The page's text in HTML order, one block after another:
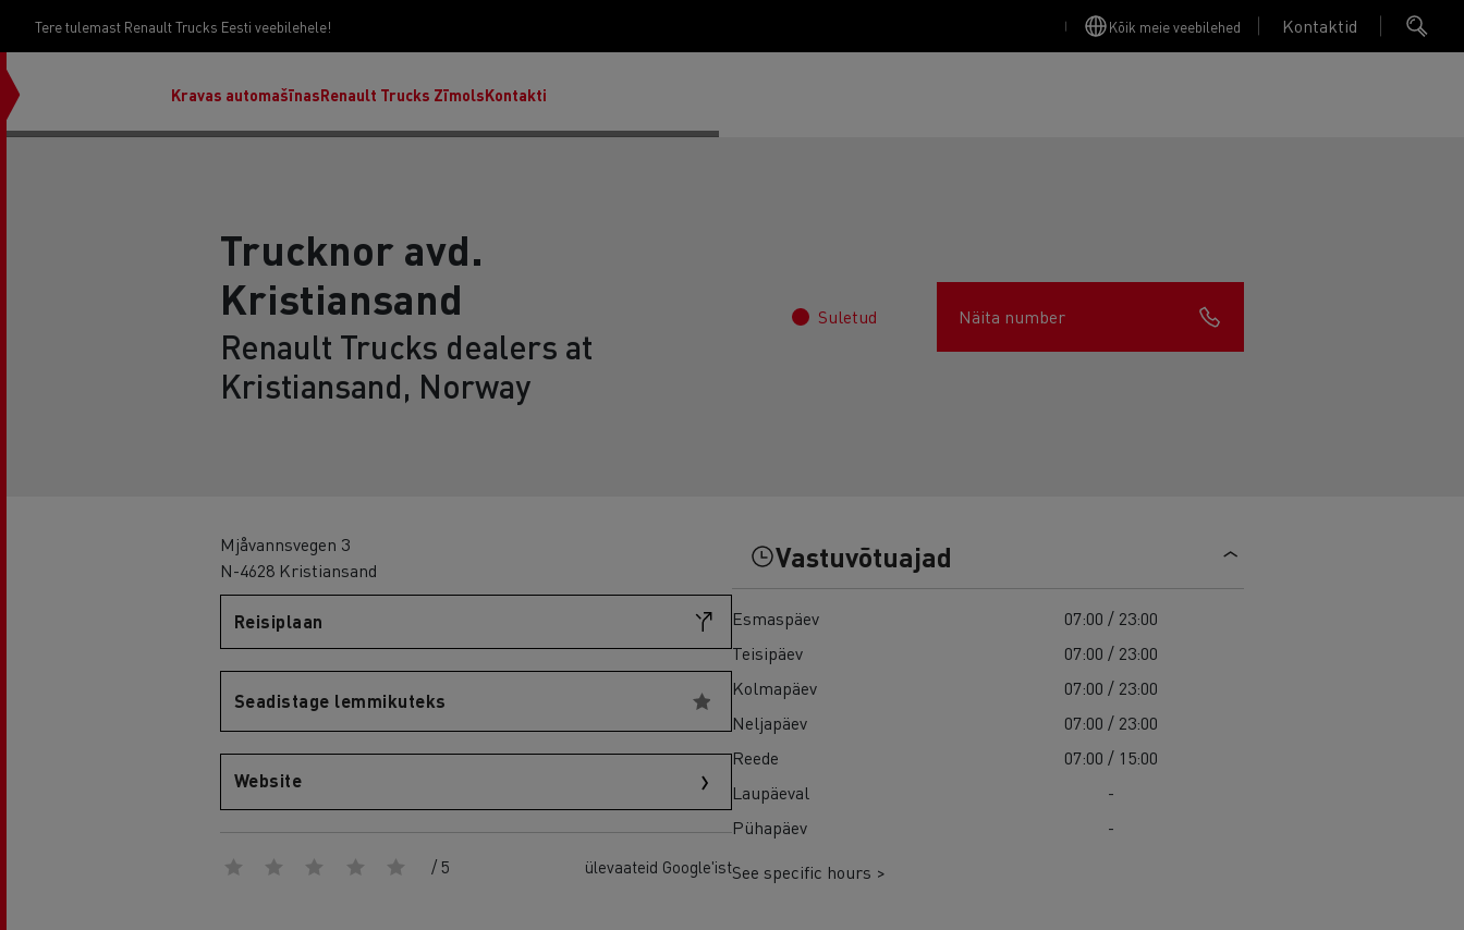
Tere tulemast Renault Trucks Eesti veebilehele! Kõik meie veebilehed Kontaktid
Kravas automašīnas
Renault Trucks D
Garantija, Remonts & Rezerves daļas
Renault Trucks ZīmolsKontakti
Trucknor avd.
Kristiansand
Renault Trucks dealers at
Kristiansand, Norway
Suletud Näita number
Mjåvannsvegen 3
N-4628 Kristiansand
Reisiplaan
Seadistage lemmikuteks
Website
/ 5 ülevaateid Google'ist
Vastuvõtuajad
Esmaspäev
07:00 / 23:00
Teisipäev
07:00 / 23:00
Kolmapäev
07:00 / 23:00
Neljapäev
07:00 / 23:00
Reede
07:00 / 15:00
Laupäeval
-
Pühapäev
-
See specific hours >